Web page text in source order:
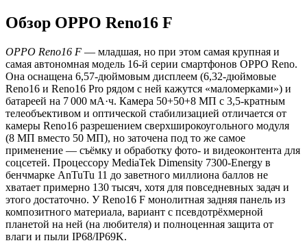
Обзор OPPO Reno16 F
OPPO Reno16 F — младшая, но при этом самая крупная и
самая автономная модель 16-й серии смартфонов OPPO Reno.
Она оснащена 6,57-дюймовым дисплеем (6,32-дюймовые
Reno16 и Reno16 Pro рядом с ней кажутся «маломерками») и
батареей на 7 000 мА·ч. Камера 50+50+8 МП с 3,5-кратным
телеобъективом и оптической стабилизацией отличается от
камеры Reno16 разрешением сверхширокоугольного модуля
(8 МП вместо 50 МП), но заточена под то же самое
применение — съёмку и обработку фото- и видеоконтента для
соцсетей. Процессору MediaTek Dimensity 7300-Energy в
бенчмарке AnTuTu 11 до заветного миллиона баллов не
хватает примерно 130 тысяч, хотя для повседневных задач и
этого достаточно. У Reno16 F монолитная задняя панель из
композитного материала, вариант с псевдотрёхмерной
планетой на ней (на любителя) и полноценная защита от
влаги и пыли IP68/IP69K.